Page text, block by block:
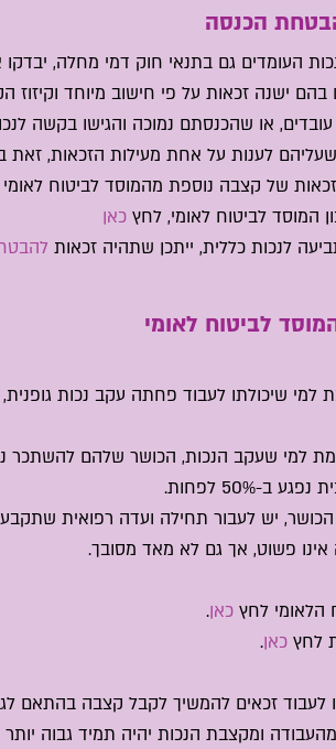
הכנסה
העומדים גם בתנאי חוק דמי מחלה,
ישנה זכאות על פי חישוב מיוחד וקיזוז
או שהכנסתם נמוכה והגישו בקשה
לענות על אחת מעילות הזכאות, זאת
של קצבה נוספת מהמוסד לביטוח
המוסד לביטוח לאומי, לחץ כאן
לנכות כללית, ייתכן שתהיה זכאות
לביטוח לאומי
למי שיכולתו לעבוד פחתה עקב נכות
50% לפחות.
יש לעבור תחילה ועדה רפואית
פשוט, אך גם לא מאד מסובך.
הלאומי לחץ כאן.
לחץ כאן.
זכאים להמשיך לקבל קצבה בהתאם
ומקצבת הנכות יהיה תמיד גבוה